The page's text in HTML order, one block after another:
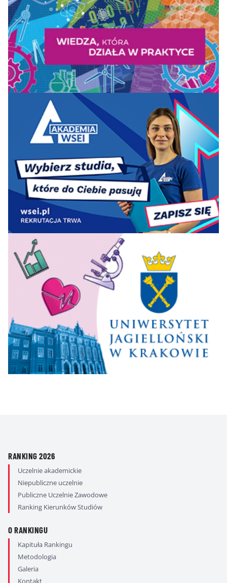
RANKING 2026
Uczelnie akademickie
Niepubliczne uczelnie
Publiczne Uczelnie Zawodowe
Ranking Kierunków Studiów
O RANKINGU
Kapituła Rankingu
Metodologia
Galeria
Kontakt